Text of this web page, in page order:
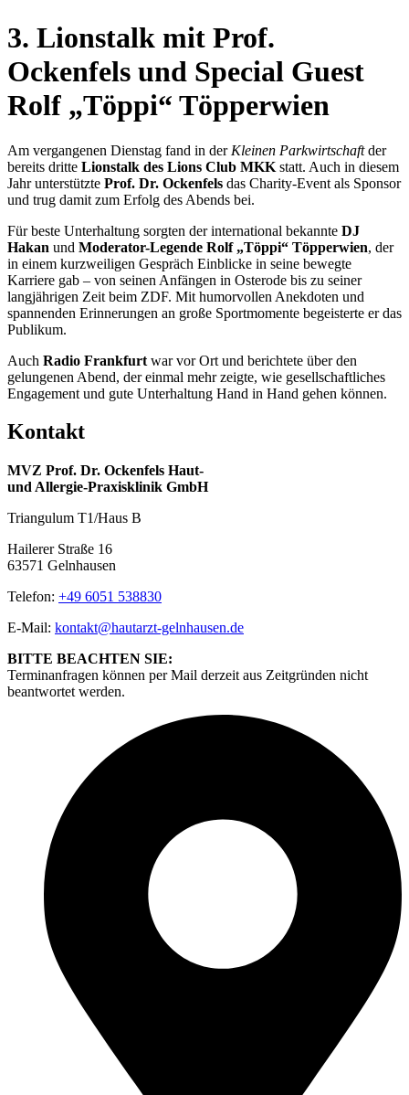
3. Lionstalk mit Prof.
Ockenfels und Special Guest
Rolf „Töppi“ Töpperwien
Am vergangenen Dienstag fand in der Kleinen Parkwirtschaftder
bereits dritte Lionstalk des Lions Club MKK statt. Auch in diesem
Jahr unterstützte Prof. Dr. Ockenfels das Charity-Event als Sponsor
und trug damit zum Erfolg des Abends bei.
Für beste Unterhaltung sorgten der international bekannte DJ
Hakan und Moderator-Legende Rolf „Töppi“ Töpperwien, der
in einem kurzweiligen Gespräch Einblicke in seine bewegte
Karriere gab – von seinen Anfängen in Osterode bis zu seiner
langjährigen Zeit beim ZDF. Mit humorvollen Anekdoten und
spannenden Erinnerungen an große Sportmomente begeisterte er das
Publikum.
Auch Radio Frankfurt war vor Ort und berichtete über den
gelungenen Abend, der einmal mehr zeigte, wie gesellschaftliches
Engagement und gute Unterhaltung Hand in Hand gehen können.
Kontakt
MVZ Prof. Dr. Ockenfels Haut-
und Allergie-Praxisklinik GmbH
Triangulum T1/Haus B
Hailerer Straße 16
63571 Gelnhausen
Telefon: +49 6051 538830
E-Mail: kontakt@hautarzt-gelnhausen.de
BITTE BEACHTEN SIE:
Terminanfragen können per Mail derzeit aus Zeitgründen nicht
beantwortet werden.